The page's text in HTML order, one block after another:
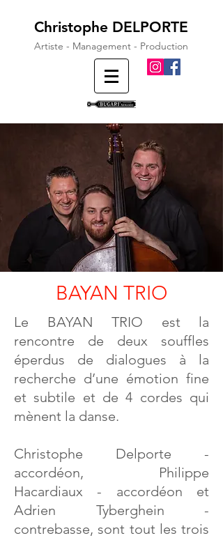
Christophe DELPORTE
Artiste - Management - Production
BAYAN TRIO
Le BAYAN TRIO est la
rencontre de deux souffles
éperdus de dialogues à la
recherche d’une émotion fine
et subtile et de 4 cordes qui
mènent la danse.
Christophe Delporte -
accordéon, Philippe
Hacardiaux - accordéon et
Adrien Tyberghein -
contrebasse, sont tout les trois